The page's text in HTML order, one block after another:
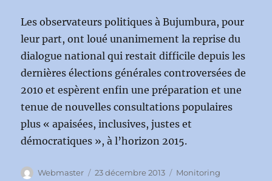
Les observateurs politiques à Bujumbura, pour
leur part, ont loué unanimement la reprise du
dialogue national qui restait difficile depuis les
dernières élections générales controversées de
2010 et espèrent enfin une préparation et une
tenue de nouvelles consultations populaires
plus « apaisées, inclusives, justes et
démocratiques », à l’horizon 2015.
Auteur
Webmaster
Publié
23 décembre 2013 Catégories
Monitoring